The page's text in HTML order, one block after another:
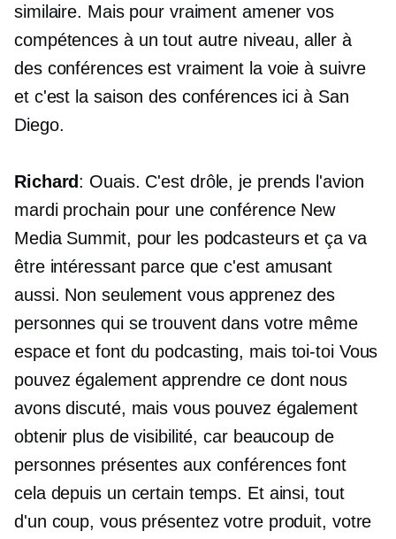
similaire. Mais pour vraiment amener vos
compétences à un tout autre niveau, aller à
des conférences est vraiment la voie à suivre
et c'est la saison des conférences ici à San
Diego.
Richard: Ouais. C'est drôle, je prends l'avion
mardi prochain pour une conférence New
Media Summit, pour les podcasteurs et ça va
être intéressant parce que c'est amusant
aussi. Non seulement vous apprenez des
personnes qui se trouvent dans votre même
espace et font du podcasting, mais toi-toiVous
pouvez également apprendre ce dont nous
avons discuté, mais vous pouvez également
obtenir plus de visibilité, car beaucoup de
personnes présentes aux conférences font
cela depuis un certain temps. Et ainsi, tout
d'un coup, vous présentez votre produit, votre